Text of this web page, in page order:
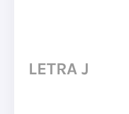
LETRA J